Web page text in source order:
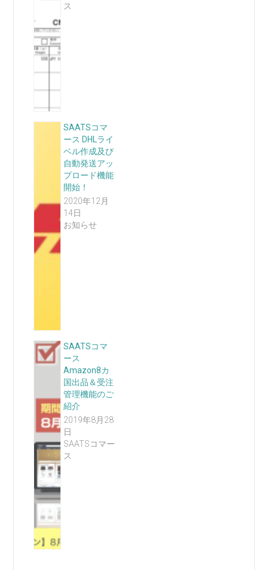
ス
SAATSコマ
ース DHLライ
ベル作成及び
自動発送アッ
プロード機能
開始！
2020年12月
14日
お知らせ
SAATSコマ
ース
Amazon8カ
国出品＆受注
管理機能のご
紹介
2019年8月28
日
SAATSコマー
ス